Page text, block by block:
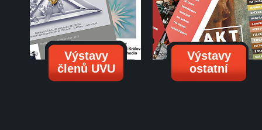
Výstavy
členů UVU
Výstavy
ostatní